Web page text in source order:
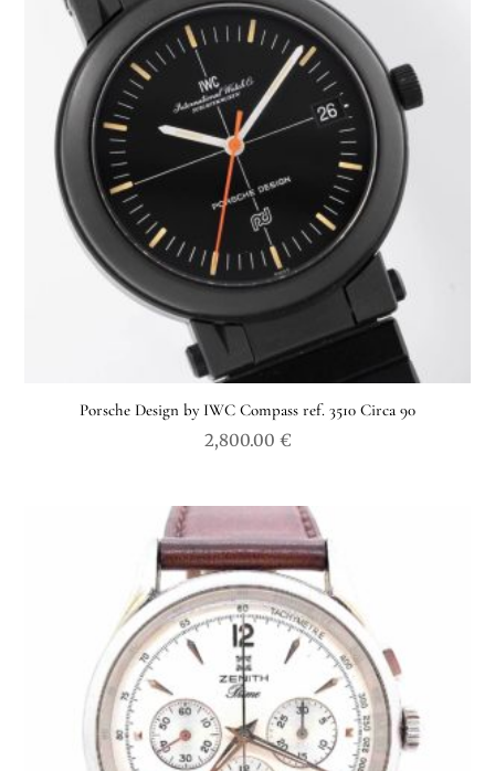
Porsche Design by IWC Compass ref. 3510 Circa 90
2,800.00 €